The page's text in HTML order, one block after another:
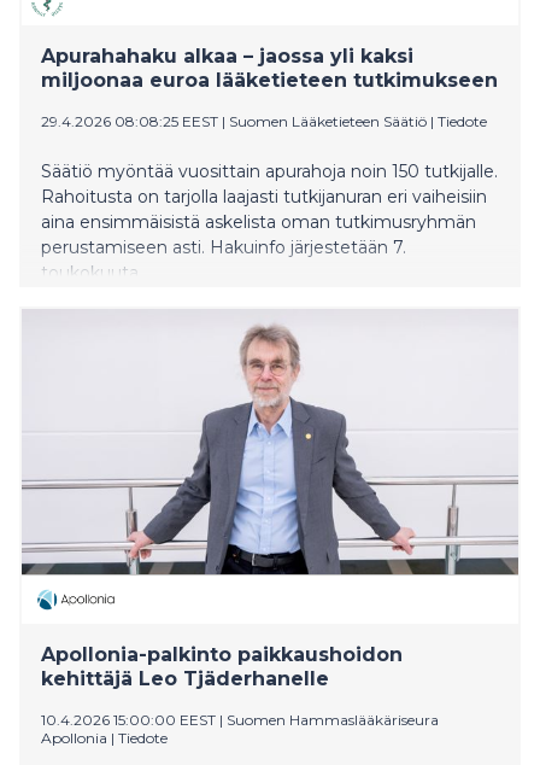
Apurahahaku alkaa – jaossa yli kaksi
miljoonaa euroa lääketieteen tutkimukseen
29.4.2026 08:08:25 EEST | Suomen Lääketieteen Säätiö | Tiedote
Säätiö myöntää vuosittain apurahoja noin 150 tutkijalle.
Rahoitusta on tarjolla laajasti tutkijanuran eri vaiheisiin
aina ensimmäisistä askelista oman tutkimusryhmän
perustamiseen asti. Hakuinfo järjestetään 7.
toukokuuta.
Apollonia-palkinto paikkaushoidon
kehittäjä Leo Tjäderhanelle
10.4.2026 15:00:00 EEST | Suomen Hammaslääkäriseura
Apollonia | Tiedote